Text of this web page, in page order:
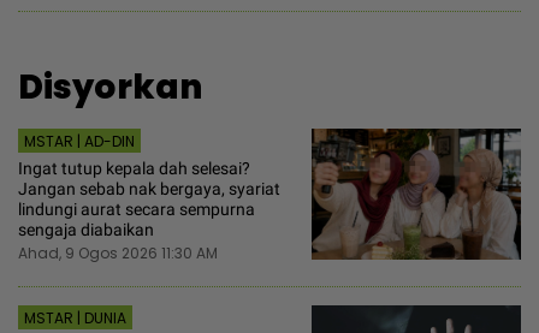
Disyorkan
MSTAR | AD-DIN
Ingat tutup kepala dah selesai?
Jangan sebab nak bergaya, syariat
lindungi aurat secara sempurna
sengaja diabaikan
Ahad, 9 Ogos 2026 11:30 AM
MSTAR | DUNIA